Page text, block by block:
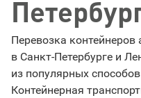
Перевозка
в Санкт-Петербурге и
из популярных
Контейнерная